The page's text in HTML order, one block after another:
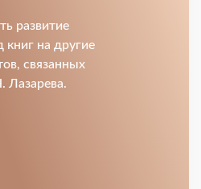
развитие
книг на другие
связанных
Лазарева.